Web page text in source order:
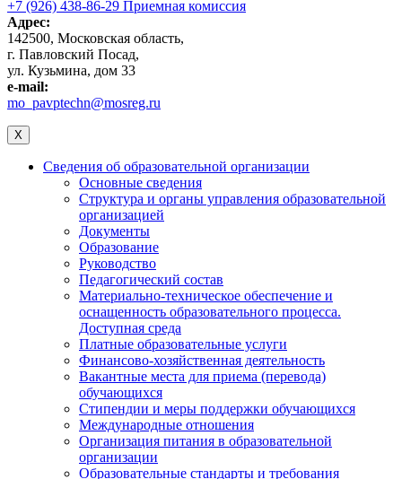
+7 (926) 438-86-29 Приемная комиссия
Адрес:
142500, Московская область,
г. Павловский Посад,
ул. Кузьмина, дом 33
e-mail:
mo_pavptechn@mosreg.ru
X
Сведения об образовательной организации
Основные сведения
Структура и органы управления образовательной
организацией
Документы
Образование
Руководство
Педагогический состав
Материально-техническое обеспечение и
оснащенность образовательного процесса.
Доступная среда
Платные образовательные услуги
Финансово-хозяйственная деятельность
Вакантные места для приема (перевода)
обучающихся
Стипендии и меры поддержки обучающихся
Международные отношения
Организация питания в образовательной
организации
Образовательные стандарты и требования